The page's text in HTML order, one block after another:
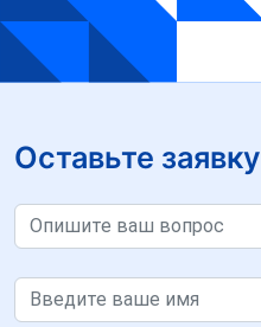
Оставьте заявку